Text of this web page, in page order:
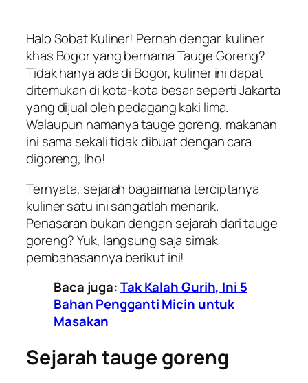
Halo Sobat Kuliner! Pernah dengar kuliner
khas Bogor yang bernama Tauge Goreng?
Tidak hanya ada di Bogor, kuliner ini dapat
ditemukan di kota-kota besar seperti Jakarta
yang dijual oleh pedagang kaki lima.
Walaupun namanya tauge goreng, makanan
ini sama sekali tidak dibuat dengan cara
digoreng, lho!
Ternyata, sejarah bagaimana terciptanya
kuliner satu ini sangatlah menarik.
Penasaran bukan dengan sejarah dari tauge
goreng? Yuk, langsung saja simak
pembahasannya berikut ini!
Baca juga:Tak Kalah Gurih, Ini 5
Bahan Pengganti Micin untuk
Masakan
Sejarah tauge goreng